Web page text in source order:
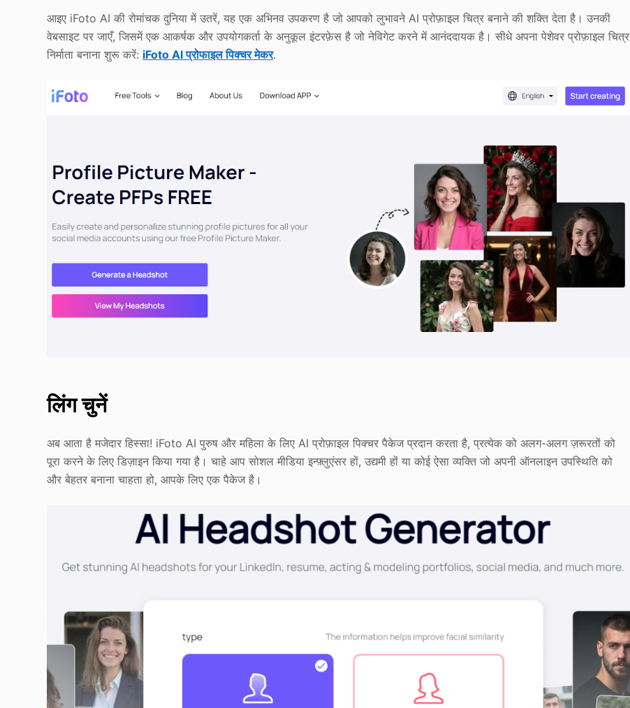
आइए iFoto AI की रोमांचक दुनिया में उतरें, यह एक अभिनव उपकरण है जो आपको लुभावने AI प्रोफ़ाइल चित्र बनाने की शक्ति देता है। उनकी
वेबसाइट पर जाएँ, जिसमें एक आकर्षक और उपयोगकर्ता के अनुकूल इंटरफ़ेस है जो नेविगेट करने में आनंददायक है। सीधे अपना पेशेवर प्रोफ़ाइल चित्र
निर्माता बनाना शुरू करें: iFoto AI प्रोफाइल पिक्चर मेकर.
लिंग चुनें
अब आता है मजेदार हिस्सा! iFoto AI पुरुष और महिला के लिए AI प्रोफ़ाइल पिक्चर पैकेज प्रदान करता है, प्रत्येक को अलग-अलग ज़रूरतों को
पूरा करने के लिए डिज़ाइन किया गया है। चाहे आप सोशल मीडिया इन्फ़्लुएंसर हों, उद्यमी हों या कोई ऐसा व्यक्ति जो अपनी ऑनलाइन उपस्थिति को
और बेहतर बनाना चाहता हो, आपके लिए एक पैकेज है।